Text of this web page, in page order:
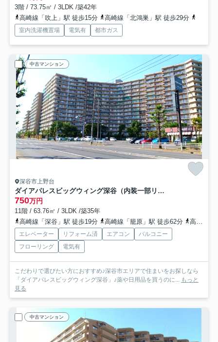
3階 / 73.75㎡ / 3LDK /築42年
高崎線「吹上」駅 徒歩15分
高崎線「北鴻巣」駅 徒歩29分
室内洗濯機置場 電気有 都市ガス
中古マンション
深谷市上野台
ダイアパレスビッグウィング深谷（内装一部リフォーム済）
750万円
11階 / 63.76㎡ / 3LDK /築35年
高崎線「深谷」駅 徒歩19分
高崎線「籠原」駅 徒歩62分 高崎線「深谷」駅 バス5分 埼玉県深谷市「桜ヶ丘小学校［南］」 停歩12分
エレベーター リフォーム済 エアコン
バルコニー
フローリング
電気有
こだわりで選びたい方におすすめ♪深谷市エリアで住まいをお探しなら
「ダイアパレスビッグウィング深谷」♪薬や日用品を買うのに... もっと
見る
中古マンション